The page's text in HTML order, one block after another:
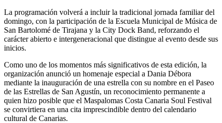
La programación volverá a incluir la tradicional jornada familiar del
domingo, con la participación de la Escuela Municipal de Música de
San Bartolomé de Tirajana y la City Dock Band, reforzando el
carácter abierto e intergeneracional que distingue al evento desde sus
inicios.
Como uno de los momentos más significativos de esta edición, la
organización anunció un homenaje especial a Dania Débora
mediante la inauguración de una estrella con su nombre en el Paseo
de las Estrellas de San Agustín, un reconocimiento permanente a
quien hizo posible que el Maspalomas Costa Canaria Soul Festival
se convirtiera en una cita imprescindible dentro del calendario
cultural de Canarias.